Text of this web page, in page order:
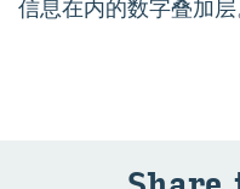
信息在内的数字叠加层